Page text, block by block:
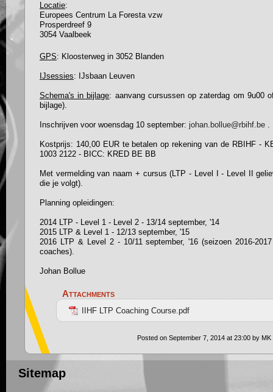
Locatie:
Europees Centrum La Foresta vzw
Prosperdreef 9
3054 Vaalbeek
GPS: Kloosterweg in 3052 Blanden
IJsessies: IJsbaan Leuven
Schema's in bijlage: aanvang cursussen op zaterdag om 9u00
bijlage).
Inschrijven voor woensdag 10 september: johan.bollue@rbihf.be .
Kostprijs: 140,00 EUR te betalen op rekening van de RBIHF -
1003 2122 - BICC: KRED BE BB
Met vermelding van naam + cursus (LTP - Level I - Level II
die je volgt).
Planning opleidingen:
2014 LTP - Level 1 - Level 2 - 13/14 september, '14
2015 LTP & Level 1 - 12/13 september, '15
2016 LTP & Level 2 - 10/11 september, '16 (seizoen 2016-
coaches).
Johan Bollue
Attachments
IIHF LTP Coaching Course.pdf
Posted on September 7, 2014 at 23:00 by MK
Sitemap